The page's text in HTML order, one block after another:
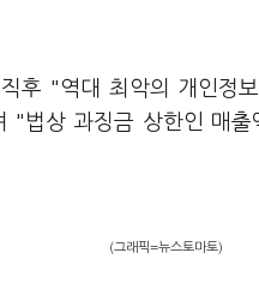
후 "역대 최악의 개인정
"법상 과징금 상한인 매
(그래픽=뉴스토마토)